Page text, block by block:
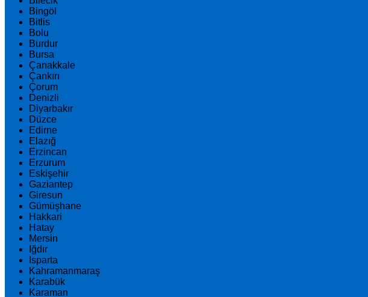
Bingöl
Bitlis
Bolu
Burdur
Bursa
Çanakkale
Çankırı
Çorum
Denizli
Diyarbakır
Düzce
Edirne
Elazığ
Erzincan
Erzurum
Eskişehir
Gaziantep
Giresun
Gümüşhane
Hakkari
Hatay
Mersin
Iğdır
Isparta
Kahramanmaraş
Karabük
Karaman